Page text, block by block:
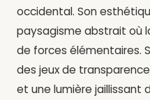
occidental. Son
paysagisme abstrait où
de forces élémentaires.
des jeux de
et une lumière jaillissant